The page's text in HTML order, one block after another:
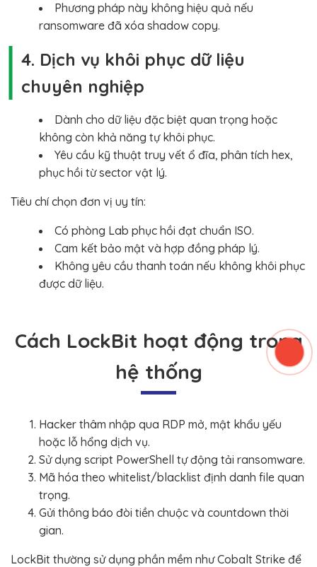
Phương pháp này không hiệu quả nếu
ransomware đã xóa shadow copy.
4. Dịch vụ khôi phục dữ liệu
chuyên nghiệp
Dành cho dữ liệu đặc biệt quan trọng hoặc
không còn khả năng tự khôi phục.
Yêu cầu kỹ thuật truy vết ổ đĩa, phân tích hex,
phục hồi từ sector vật lý.
Tiêu chí chọn đơn vị uy tín:
Có phòng Lab phục hồi đạt chuẩn ISO.
Cam kết bảo mật và hợp đồng pháp lý.
Không yêu cầu thanh toán nếu không khôi phục
được dữ liệu.
Cách LockBit hoạt động trong
hệ thống
Hacker thâm nhập qua RDP mở, mật khẩu yếu
hoặc lỗ hổng dịch vụ.
Sử dụng script PowerShell tự động tải ransomware.
Mã hóa theo whitelist/blacklist định danh file quan
trọng.
Gửi thông báo đòi tiền chuộc và countdown thời
gian.
LockBit thường sử dụng phần mềm như Cobalt Strike để